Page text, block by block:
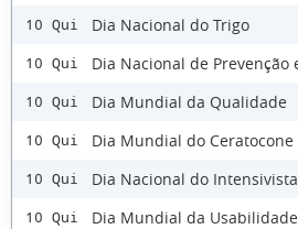
10 Qui Dia Nacional do Trigo
10 Qui Dia Nacional de Prevenção
10 Qui Dia Mundial da Qualidade
10 Qui Dia Mundial do Ceratocone
10 Qui Dia Nacional do Intensivista
10 Qui Dia Mundial da Usabilidade